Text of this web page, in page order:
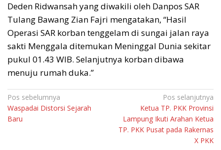
Deden Ridwansah yang diwakili oleh Danpos SAR
Tulang Bawang Zian Fajri mengatakan, “Hasil
Operasi SAR korban tenggelam di sungai jalan raya
sakti Menggala ditemukan Meninggal Dunia sekitar
pukul 01.43 WIB. Selanjutnya korban dibawa
menuju rumah duka.”
Navigasi
pos
Pos sebelumnya
Waspadai Distorsi Sejarah
Baru
Pos selanjutnya
Ketua TP. PKK Provinsi
Lampung Ikuti Arahan Ketua
TP. PKK Pusat pada Rakernas
X PKK